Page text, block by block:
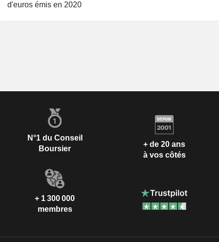
d'euros émis en 2020
N°1 du Conseil
Boursier
+ de 20 ans
à vos côtés
+ 1 300 000
membres